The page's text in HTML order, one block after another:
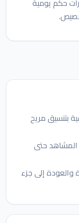
حكم يومية
بتنسيق مريح
حتى
والعودة إلى جزء